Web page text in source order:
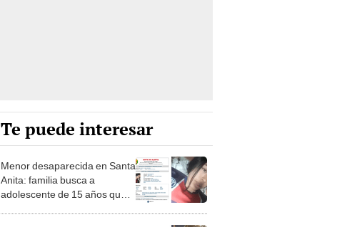
Te puede interesar
Menor desaparecida en Santa
Anita: familia busca a
adolescente de 15 años que